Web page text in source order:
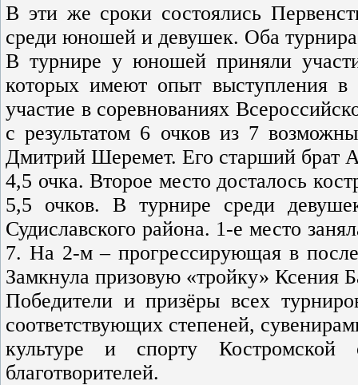
В эти же сроки состоялись
среди юношей и девушек. Оба
В турнире у юношей приняли
которых имеют опыт выступления
участие в соревнованиях
с результатом 6 очков из 7
Дмитрий Шеремет. Его старший брат
4,5 очка. Второе место досталось
5,5 очков. В турнире среди
Судиславского района. 1-е место
7. На 2-м – прогрессирующая в
Замкнула призовую «тройку» Ксения
Победители и призёры всех
соответствующих степеней,
культуре и спорту
благотворителей.